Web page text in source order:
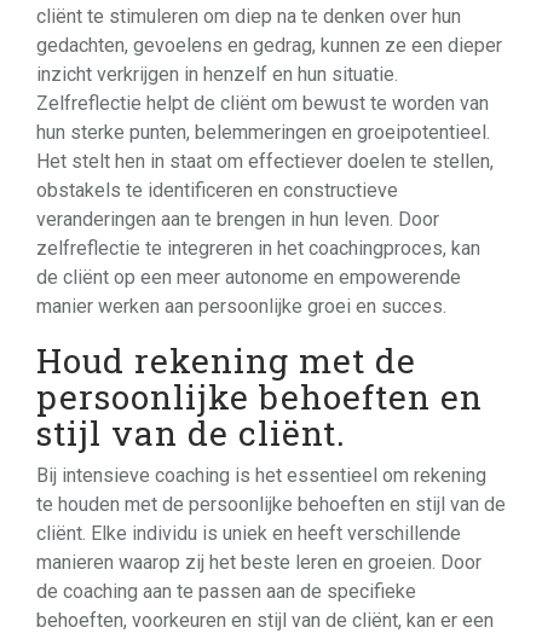
cliënt te stimuleren om diep na te denken over hun
gedachten, gevoelens en gedrag, kunnen ze een dieper
inzicht verkrijgen in henzelf en hun situatie.
Zelfreflectie helpt de cliënt om bewust te worden van
hun sterke punten, belemmeringen en groeipotentieel.
Het stelt hen in staat om effectiever doelen te stellen,
obstakels te identificeren en constructieve
veranderingen aan te brengen in hun leven. Door
zelfreflectie te integreren in het coachingproces, kan
de cliënt op een meer autonome en empowerende
manier werken aan persoonlijke groei en succes.
Houd rekening met de
persoonlijke behoeften en
stijl van de cliënt.
Bij intensieve coaching is het essentieel om rekening
te houden met de persoonlijke behoeften en stijl van de
cliënt. Elke individu is uniek en heeft verschillende
manieren waarop zij het beste leren en groeien. Door
de coaching aan te passen aan de specifieke
behoeften, voorkeuren en stijl van de cliënt, kan er een